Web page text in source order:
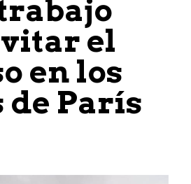
el
en los
de París